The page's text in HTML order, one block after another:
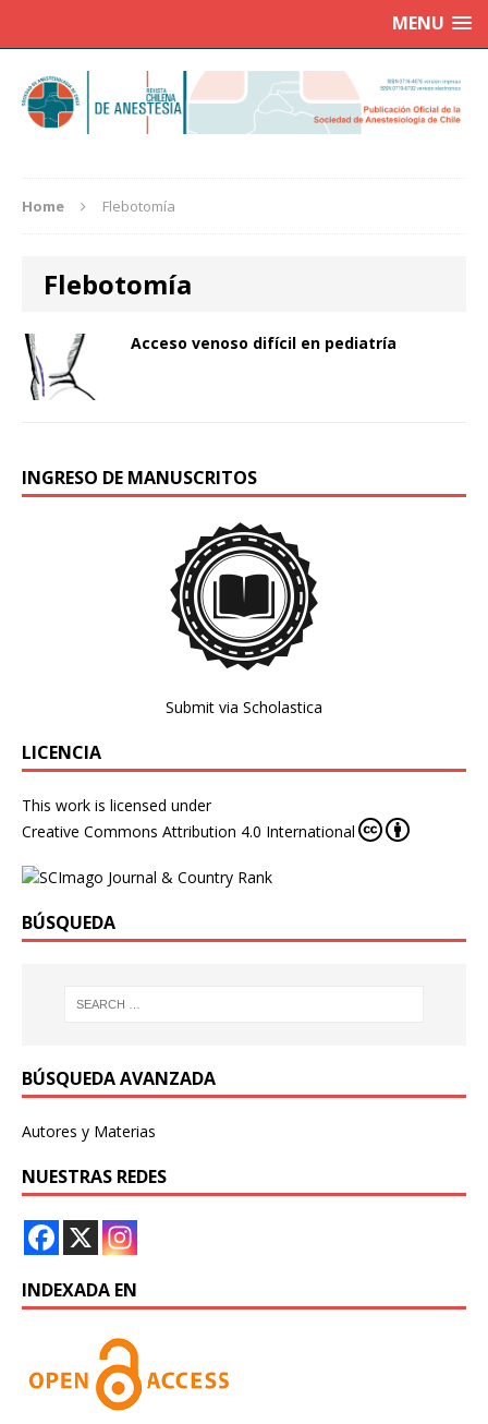
MENU
Home Flebotomía
Flebotomía
Acceso venoso difícil en pediatría
INGRESO DE MANUSCRITOS
Submit via Scholastica
LICENCIA
This work is licensed under
Creative Commons Attribution 4.0 International
BÚSQUEDA
BÚSQUEDA AVANZADA
Autores y Materias
NUESTRAS REDES
INDEXADA EN